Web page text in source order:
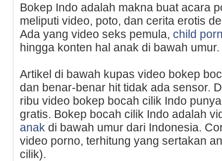
Bokep Indo adalah makna buat acara
meliputi video, poto, dan cerita erotis
Ada yang video seks pemula, child
hingga konten hal anak di bawah umur.
Artikel di bawah kupas video bokep
dan benar-benar hit tidak ada sensor.
ribu video bokep bocah cilik Indo
gratis. Bokep bocah cilik Indo adalah
anak di bawah umur dari Indonesia.
video porno, terhitung yang sertakan
cilik).